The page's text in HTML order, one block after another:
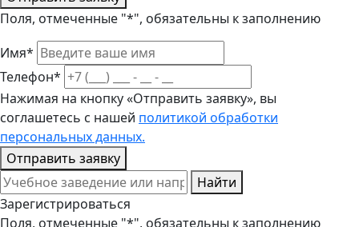
Поля, отмеченные "*", обязательны к заполнению
Имя*
Телефон*
Нажимая на кнопку «Отправить заявку», вы
соглашетесь с нашей политикой обработки
персональных данных.
Отправить заявку
Найти
Зарегистрироваться
Поля, отмеченные "*", обязательны к заполнению